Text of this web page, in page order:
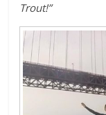
Trout!”